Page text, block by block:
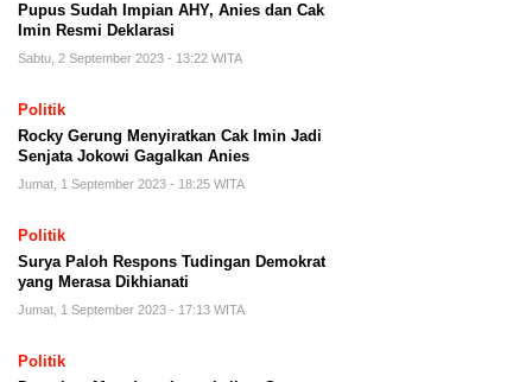
Pupus Sudah Impian AHY, Anies dan Cak
Imin Resmi Deklarasi
Sabtu, 2 September 2023 - 13:22 WITA
Politik
Rocky Gerung Menyiratkan Cak Imin Jadi
Senjata Jokowi Gagalkan Anies
Jumat, 1 September 2023 - 18:25 WITA
Politik
Surya Paloh Respons Tudingan Demokrat
yang Merasa Dikhianati
Jumat, 1 September 2023 - 17:13 WITA
Politik